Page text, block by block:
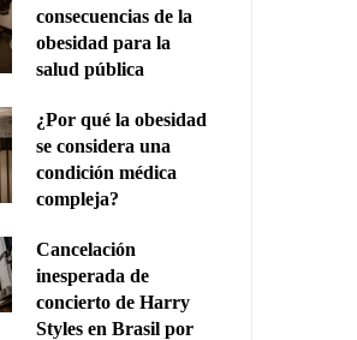
consecuencias de la
obesidad para la
salud pública
¿Por qué la obesidad
se considera una
condición médica
compleja?
Cancelación
inesperada de
concierto de Harry
Styles en Brasil por